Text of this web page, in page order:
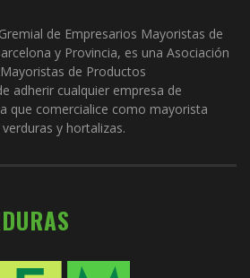
de Empresarios Mayoristas de
y Provincia, es una Asociación
de Productos
adherir cualquier empresa de
que comercialice como mayorista
y hortalizas.